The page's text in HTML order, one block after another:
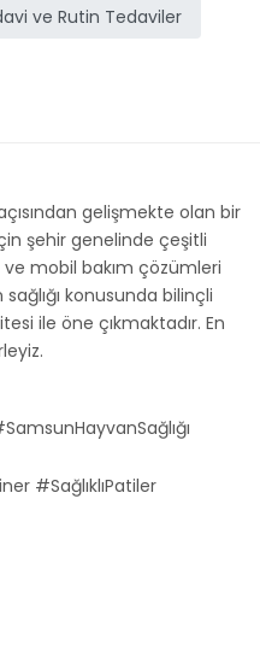
ve Rutin Tedaviler
gelişmekte olan bir
şehir genelinde çeşitli
mobil bakım çözümleri
konusunda bilinçli
ile öne çıkmaktadır. En
#SağlıklıPatiler